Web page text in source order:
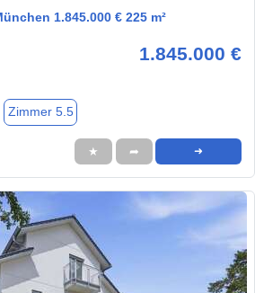
1.845.000 € 225 m²
1.845.000 €
Zimmer 5.5
★ ➦ ➜